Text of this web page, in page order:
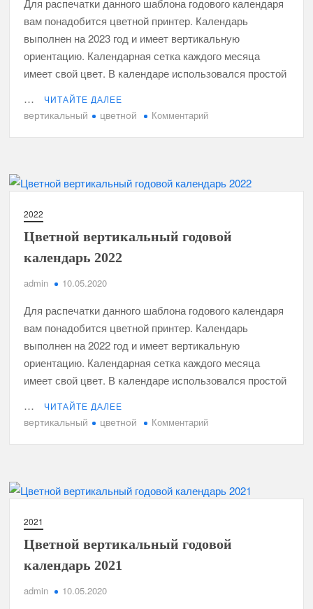
Для распечатки данного шаблона годового календаря
вам понадобится цветной принтер. Календарь
выполнен на 2023 год и имеет вертикальную
ориентацию. Календарная сетка каждого месяца
имеет свой цвет. В календаре использовался простой
…
ЧИТАЙТЕ ДАЛЕЕ
вертикальный цветной Комментарийк
2023
2022
Цветной вертикальный годовой
календарь 2022
admin 10.05.2020
Для распечатки данного шаблона годового календаря
вам понадобится цветной принтер. Календарь
выполнен на 2022 год и имеет вертикальную
ориентацию. Календарная сетка каждого месяца
имеет свой цвет. В календаре использовался простой
…
ЧИТАЙТЕ ДАЛЕЕ
вертикальный цветной Комментарийк
2022
2021
Цветной вертикальный годовой
календарь 2021
admin 10.05.2020